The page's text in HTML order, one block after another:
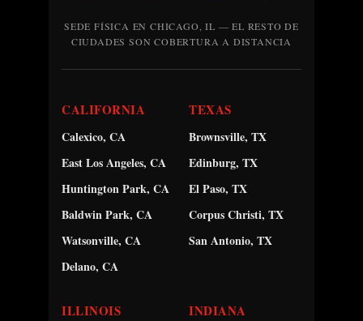
SEDE FÍSICA EN CHICAGO, IL — EL RESTO DE
CIUDADES SON COBERTURA A DISTANCIA
CALIFORNIA
Calexico, CA
East Los Angeles, CA
Huntington Park, CA
Baldwin Park, CA
Watsonville, CA
Delano, CA
TEXAS
Brownsville, TX
Edinburg, TX
El Paso, TX
Corpus Christi, TX
San Antonio, TX
ILLINOIS INDIANA